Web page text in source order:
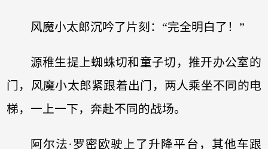
风魔小太郎沉吟了片刻：“完全明白了！”
源稚生提上蜘蛛切和童子切，推开办公室的
门，风魔小太郎紧跟着出门，两人乘坐不同的电
梯，一上一下，奔赴不同的战场。
阿尔法·罗密欧驶上了升降平台，其他车跟